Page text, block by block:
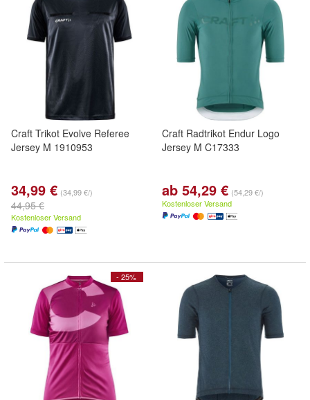
Craft Trikot Evolve Referee
Jersey M 1910953
34,99 € (34,99 €/)
44,95 €
Kostenloser Versand
Craft Radtrikot Endur Logo
Jersey M C17333
ab 54,29 € (54,29 €/)
Kostenloser Versand
- 25%